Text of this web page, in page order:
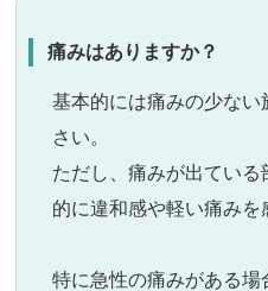
痛みはありますか？
基本的には痛みの少な
さい。
ただし、痛みが出てい
的に違和感や軽い痛みを
特に急性の痛みがある